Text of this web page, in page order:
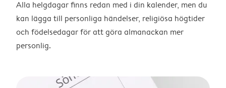
Alla helgdagar finns redan med i din kalender, men du
kan lägga till personliga händelser, religiösa högtider
och födelsedagar för att göra almanackan mer
personlig.